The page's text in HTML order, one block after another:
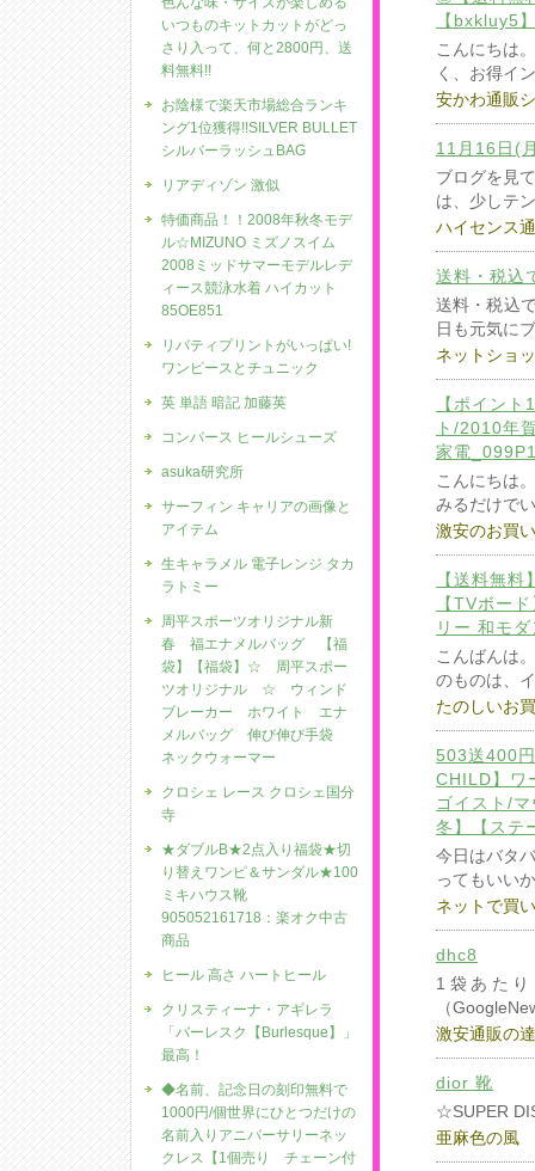
【bxkluy5
こんにちは
く、お得イ
安かわ通販
11月16日(
ブログを見
は、少しテ
ハイセンス
送料・税込
送料・税込
日も元気に
ネットショ
【ポイン
ト/2010年
家電
こんにちは
みるだけで
激安のお買
【送料無
【TVボー
リー 和モ
こんばんは
のものは、
たのしいお
503送400
CHILD】ワ
ゴイスト/
冬】【ステ
今日はバタ
ってもいい
ネットで買
dhc8
1袋あた
（
激安通販の
dior 靴
☆SUPER
亜麻色の風
いつものキットカットがどっ
さり入って、何と2800円、送
料無料!!
お陰様で楽天市場総合ランキ
ング1位獲得!!SILVER BULLET
シルバーラッシュBAG
リアディゾン 激似
特価商品！！2008年秋冬モデ
ル☆MIZUNO ミズノスイム
2008ミッドサマーモデルレデ
ィース競泳水着 ハイカット
85OE851
リバティプリントがいっぱい!
ワンピースとチュニック
英 単語 暗記 加藤英
コンバース ヒールシューズ
asuka研究所
サーフィン キャリアの画像と
アイテム
生キャラメル 電子レンジ タカ
ラトミー
周平スポーツオリジナル新
春 福エナメルバッグ 【福
袋】【福袋】☆ 周平スポー
ツオリジナル ☆ ウィンド
ブレーカー ホワイト エナ
メルバッグ 伸び伸び手袋
ネックウォーマー
クロシェ レース クロシェ国分
寺
★ダブルB★2点入り福袋★切
り替えワンピ＆サンダル★100
ミキハウス靴
905052161718：楽オク中古
商品
ヒール 高さ ハートヒール
クリスティーナ・アギレラ
「バーレスク【Burlesque】」
最高！
◆名前、記念日の刻印無料で
1000円/個世界にひとつだけの
名前入りアニバーサリーネッ
クレス【1個売り チェーン付